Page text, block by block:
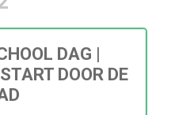
DAG |
DOOR DE